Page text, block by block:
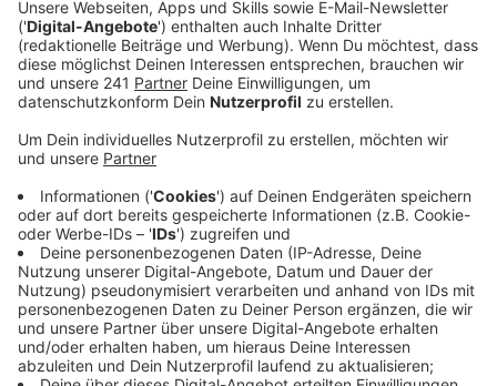
Trödelmärkte im kommenden Jahr.
Veröffentlicht:Dienstag, 21.02.2023 13:06
Anzeige
Die Stadt hat mögliche Betreiber jetzt aktiv
angeschrieben und nachgefragt, ob sie sich vorstellen
können, Trödelmärkte bei uns in der Stadt zu
veranstalten. Einer habe bereits großes Interesse
bekundet. Im Sommer möchte die Stadt dann eine
Ausschreibung starten und offizielle Bewerbungen
sammeln. Um Leverkusen attraktiver für Trödelmarkt-
Veranstalter zu machen, hat die Stadt zuletzt unter